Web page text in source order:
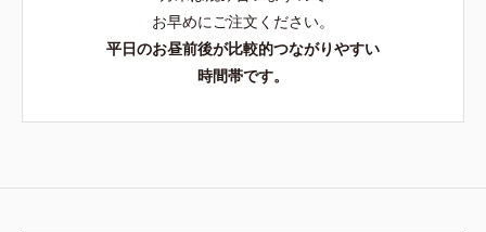
お早めにご注文ください。
平日のお昼前後が比較的つながりやすい
時間帯です。